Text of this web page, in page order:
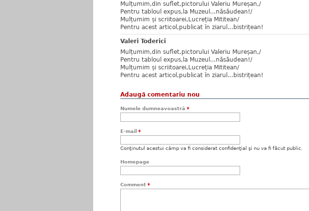
Mulțumim,din suflet,pictorului Valeriu Mureșan,/
Pentru tabloul expus,la Muzeul...năsăudean!/
Mulțumim și scriitoarei,Lucreția Mititean/
Pentru acest articol,publicat în ziarul...bistrițean!
Valeri Toderici
Mulțumim,din suflet,pictorului Valeriu Mureșan,/
Pentru tabloul expus,la Muzeul...năsăudean!/
Mulțumim și scriitoarei,Lucreția Mititean/
Pentru acest articol,publicat în ziarul...bistrițean!
Adaugă comentariu nou
Numele dumneavoastră *
E-mail *
Conţinutul acestui câmp va fi considerat confidenţial şi nu va fi făcut public.
Homepage
Comment *